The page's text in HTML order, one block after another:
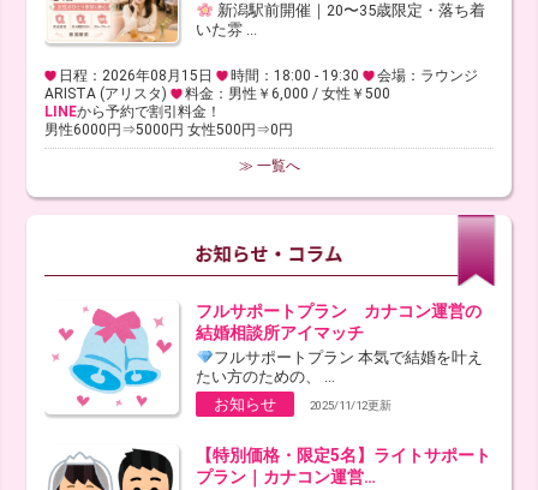
新潟駅前開催｜20〜35歳限定・落ち着
いた雰 ...
日程：2026年08月15日 時間：18:00 - 19:30
会場：ラウンジ
ARISTA (アリスタ)
料金：男性￥6,000 / 女性￥500
LINEから予約で割引料金！
男性6000円⇒5000円 女性500円⇒0円
≫ 一覧へ
フルサポートプラン カナコン運営の
結婚相談所アイマッチ
フルサポートプラン 本気で結婚を叶え
たい方のための、 ...
お知らせ
2025/11/12更新
【特別価格・限定5名】ライトサポート
プラン｜カナコン運営…